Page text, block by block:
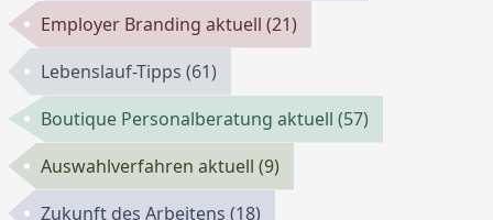
Employer Branding aktuell(21)
Lebenslauf-Tipps(61)
Boutique Personalberatung aktuell(57)
Auswahlverfahren aktuell(9)
Zukunft des Arbeitens(18)